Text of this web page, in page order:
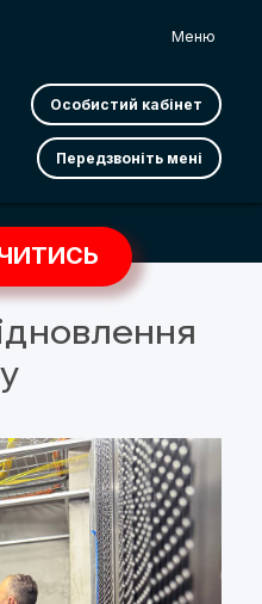
Меню
Особистий кабінет
Передзвоніть мені